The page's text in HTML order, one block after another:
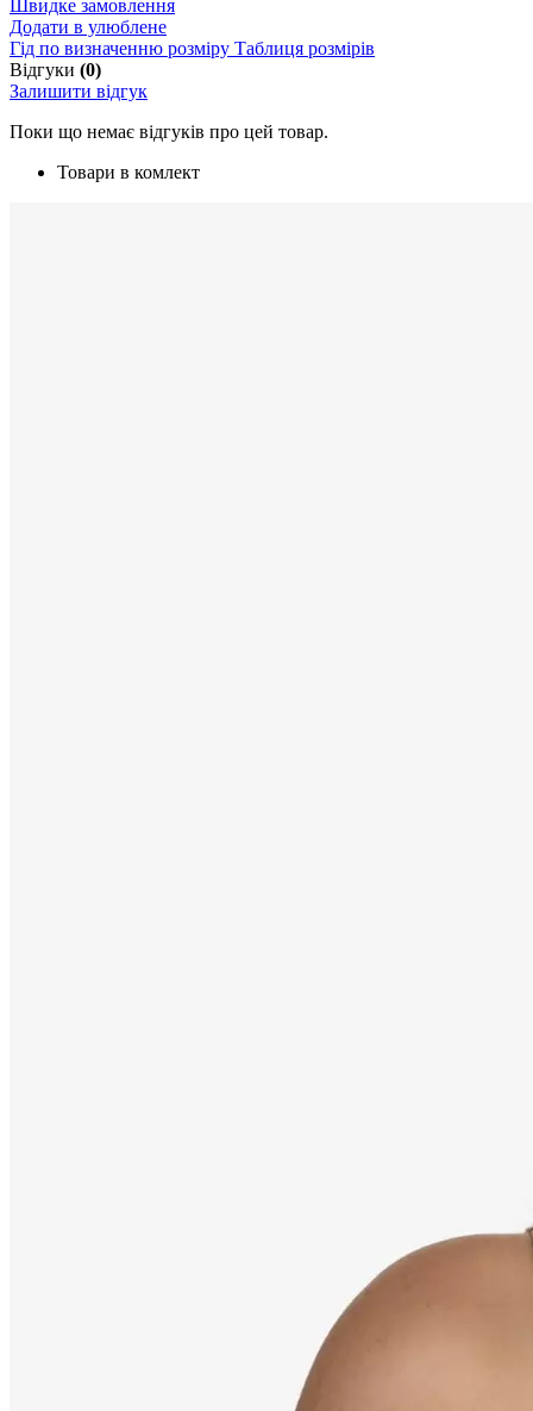
Швидке замовлення
Додати в улюблене
Гід по визначенню розміру Таблиця розмірів
Відгуки (0)
Залишити відгук
Поки що немає відгуків про цей товар.
Товари в комлект